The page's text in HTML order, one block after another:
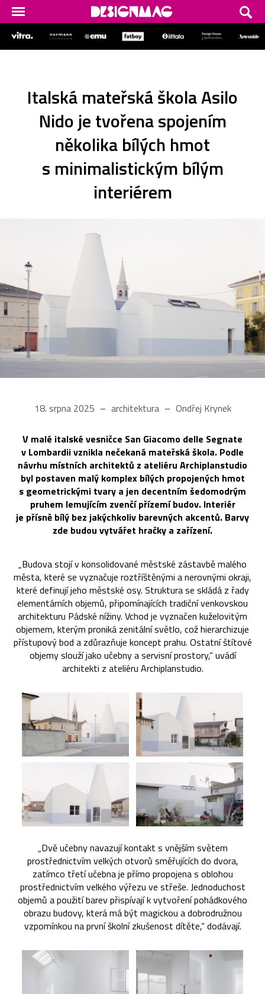
Italská mateřská škola Asilo
Nido je tvořena spojením
několika bílých hmot
s minimalistickým bílým
interiérem
18. srpna 2025 architektura Ondřej Krynek
V malé italské vesničce San Giacomo delle Segnate
v Lombardii vznikla nečekaná mateřská škola. Podle
návrhu místních architektů z ateliéru Archiplanstudio
byl postaven malý komplex bílých propojených hmot
s geometrickými tvary a jen decentním šedomodrým
pruhem lemujícím zvenčí přízemí budov. Interiér
je přísně bílý bez jakýchkoliv barevných akcentů. Barvy
zde budou vytvářet hračky a zařízení.
„Budova stojí v konsolidované městské zástavbě malého
města, které se vyznačuje roztříštěnými a nerovnými okraji,
které definují jeho městské osy. Struktura se skládá z řady
elementárních objemů, připomínajících tradiční venkovskou
architekturu Pádské nížiny. Vchod je vyznačen kuželovitým
objemem, kterým proniká zenitální světlo, což hierarchizuje
přístupový bod a zdůrazňuje koncept prahu. Ostatní štítové
objemy slouží jako učebny a servisní prostory,“ uvádí
architekti z ateliéru Archiplanstudio.
„Dvě učebny navazují kontakt s vnějším světem
prostřednictvím velkých otvorů směřujících do dvora,
zatímco třetí učebna je přímo propojena s oblohou
prostřednictvím velkého výřezu ve střeše. Jednoduchost
objemů a použití barev přispívají k vytvoření pohádkového
obrazu budovy, která má být magickou a dobrodružnou
vzpomínkou na první školní zkušenost dítěte,“ dodávají.